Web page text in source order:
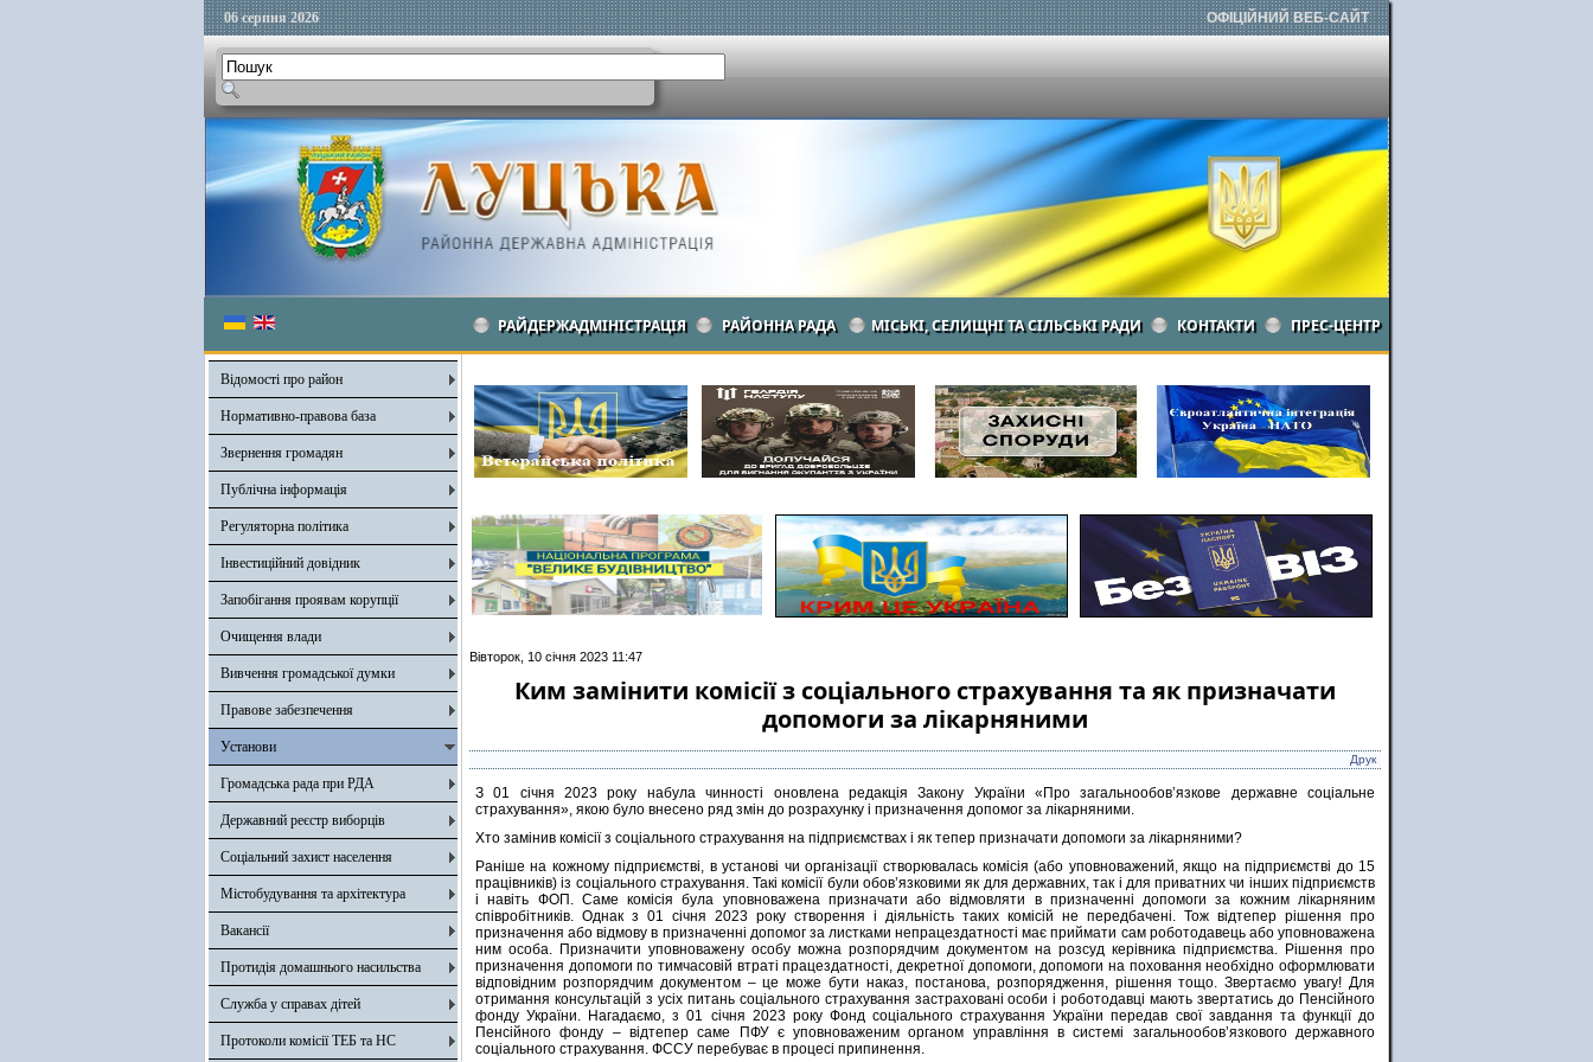
06 серпня 2026 ОФІЦІЙНИЙ ВЕБ-САЙТ
РАЙДЕРЖАДМІНІСТРАЦІЯ РАЙОННА РАДА МІСЬКІ, СЕЛИЩНІ ТА СІЛЬСЬКІ РАДИ КОНТАКТИ ПРЕС-ЦЕНТР
Відомості про район
Нормативно-правова база
Звернення громадян
Публічна інформація
Регуляторна політика
Інвестиційний довідник
Запобігання проявам корупції
Очищення влади
Вивчення громадської думки
Правове забезпечення
Установи
Громадська рада при РДА
Державний реєстр виборців
Соціальний захист населення
Містобудування та архітектура
Вакансії
Протидія домашнього насильства
Служба у справах дітей
Протоколи комісії ТЕБ та НС
Вівторок, 10 січня 2023 11:47
Ким замінити комісії з соціального страхування та як призначати
допомоги за лікарняними
Друк
З 01 січня 2023 року набула чинності оновлена редакція Закону України «Про загальнообов’язкове державне соціальне
страхування», якою було внесено ряд змін до розрахунку і призначення допомог за лікарняними.
Хто замінив комісії з соціального страхування на підприємствах і як тепер призначати допомоги за лікарняними?
Раніше на кожному підприємстві, в установі чи організації створювалась комісія (або уповноважений, якщо на підприємстві до 15
працівників) із соціального страхування. Такі комісії були обов’язковими як для державних, так і для приватних чи інших підприємств
і навіть ФОП. Саме комісія була уповноважена призначати або відмовляти в призначенні допомоги за кожним лікарняним
співробітників. Однак з 01 січня 2023 року створення і діяльність таких комісій не передбачені. Тож відтепер рішення про
призначення або відмову в призначенні допомог за листками непрацездатності має приймати сам роботодавець або уповноважена
ним особа. Призначити уповноважену особу можна розпорядчим документом на розсуд керівника підприємства. Рішення про
призначення допомоги по тимчасовій втраті працездатності, декретної допомоги, допомоги на поховання необхідно оформлювати
відповідним розпорядчим документом – це може бути наказ, постанова, розпорядження, рішення тощо. Звертаємо увагу! Для
отримання консультацій з усіх питань соціального страхування застраховані особи і роботодавці мають звертатись до Пенсійного
фонду України. Нагадаємо, з 01 січня 2023 року Фонд соціального страхування України передав свої завдання та функції до
Пенсійного фонду – відтепер саме ПФУ є уповноваженим органом управління в системі загальнообов’язкового державного
соціального страхування. ФССУ перебуває в процесі припинення.